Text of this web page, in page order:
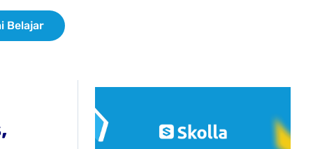
Belajar